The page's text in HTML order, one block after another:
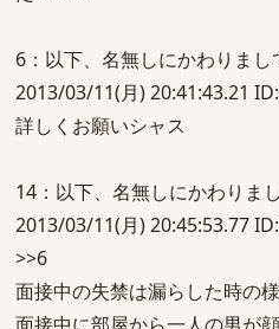
6：以下、名無しにかわりまし
2013/03/11(月) 20:41:43.21
詳しくお願いシャス
14：以下、名無しにかわりま
2013/03/11(月) 20:45:53.77
>>6
面接中の失禁は漏らした時の